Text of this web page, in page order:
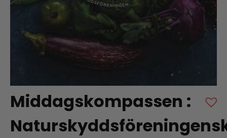
Middagskompassen :